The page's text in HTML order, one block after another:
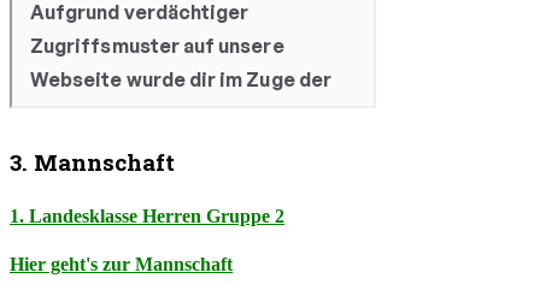
3. Mannschaft
1. Landesklasse Herren Gruppe 2
Hier geht's zur Mannschaft